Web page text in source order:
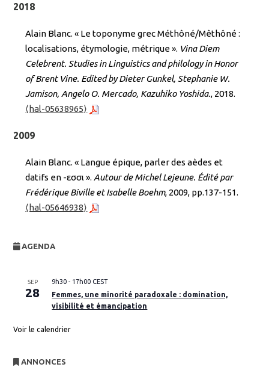
2018
Alain Blanc. « Le toponyme grec Méthôné/Mêthôné :
localisations, étymologie, métrique ». Vina Diem
Celebrent. Studies in Linguistics and philology in Honor
of Brent Vine. Edited by Dieter Gunkel, Stephanie W.
Jamison, Angelo O. Mercado, Kazuhiko Yoshida., 2018.
⟨hal-05638965⟩
2009
Alain Blanc. « Langue épique, parler des aèdes et
datifs en -εσσι ». Autour de Michel Lejeune. Édité par
Frédérique Biville et Isabelle Boehm, 2009, pp.137-151.
⟨hal-05646938⟩
AGENDA
SEP
28
9h30 - 17h00 CEST
Femmes, une minorité paradoxale : domination,
visibilité et émancipation
Voir le calendrier
ANNONCES